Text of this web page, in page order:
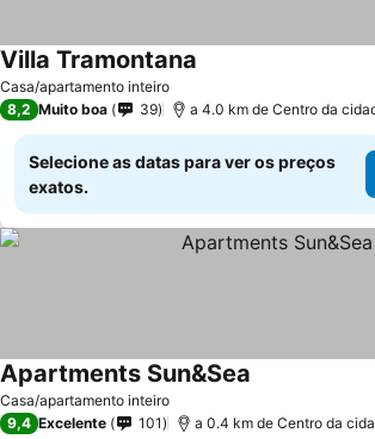
Casa/apartamento inteiro
Villa Tramontana
8,2 Muito boa 39 a 4.0 km de Centro da
Selecione as datas para ver os preços
exatos.
Casa/apartamento inteiro
Apartments Sun&Sea
9,4 Excelente 101 a 0.4 km de Centro da